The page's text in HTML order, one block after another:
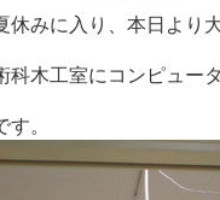
休みに入り、本日より
科木工室にコンピュー
。